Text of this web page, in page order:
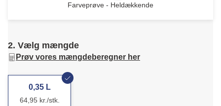
Farveprøve - Heldækkende
2. Vælg mængde
Prøv vores mængdeberegner her
0,35 L
64,95 kr./stk.